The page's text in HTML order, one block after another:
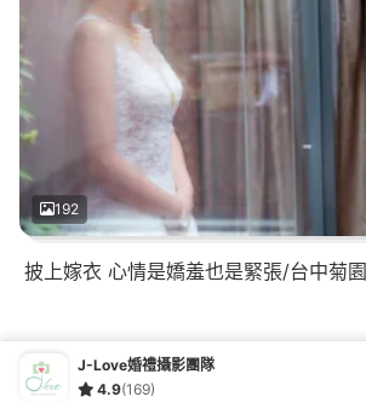
192
披上嫁衣 心情是嬌羞也是緊張/台中菊園
J-Love婚禮攝影團隊
4.9(169)